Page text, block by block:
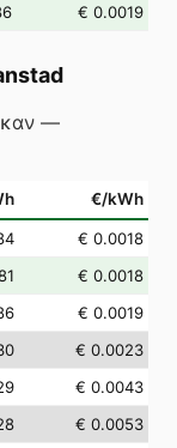
€ 0.0019
—
€/kWh
€ 0.0018
€ 0.0018
€ 0.0019
€ 0.0023
€ 0.0043
€ 0.0053